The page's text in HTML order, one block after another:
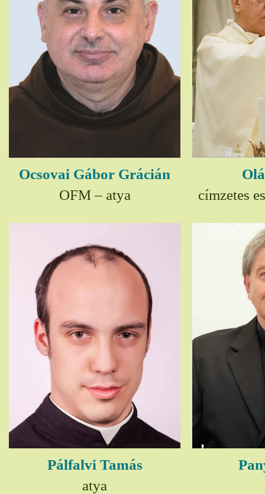
Ocsovai Gábor Grácián
OFM – atya
címzetes
Pálfalvi Tamás
atya